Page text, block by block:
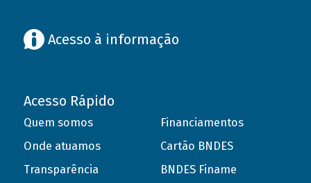
Acesso à informação
Acesso Rápido
Quem somos
Onde atuamos
Transparência
Financiamentos
Cartão BNDES
BNDES Finame